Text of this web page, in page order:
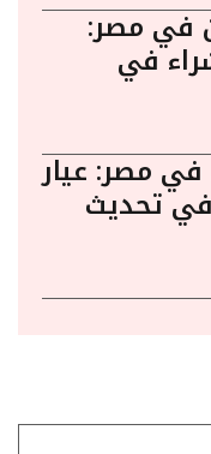
في مصر:
6745 للشراء في
في مصر: عيار
في تحديث